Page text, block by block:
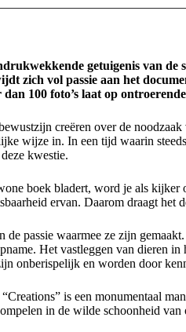
getuigenis van
zich vol passie aan het
100 foto’s laat op
creëren over de
wijze in. In een tijd waarin
kwestie.
boek bladert, word je als
ervan. Daarom draagt het
passie waarmee ze zijn
Het vastleggen van dieren
onberispelijk en worden door
is een monumentaal
in de wilde schoonheid